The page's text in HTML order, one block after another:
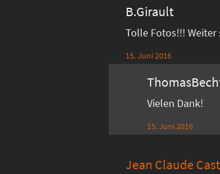
B.Girault
Tolle Fotos!!! Weiter
15. Juni 2016
Vielen Dank!
15. Juni 2016
Jean Claude